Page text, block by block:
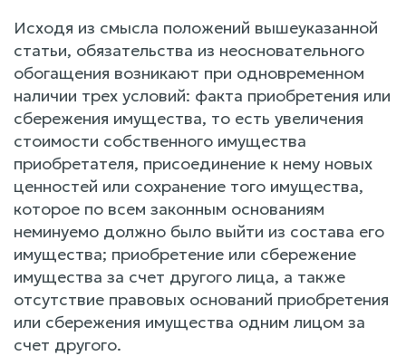
Исходя из смысла положений вышеуказанной
статьи, обязательства из неосновательного
обогащения возникают при одновременном
наличии трех условий: факта приобретения или
сбережения имущества, то есть увеличения
стоимости собственного имущества
приобретателя, присоединение к нему новых
ценностей или сохранение того имущества,
которое по всем законным основаниям
неминуемо должно было выйти из состава его
имущества; приобретение или сбережение
имущества за счет другого лица, а также
отсутствие правовых оснований приобретения
или сбережения имущества одним лицом за
счет другого.